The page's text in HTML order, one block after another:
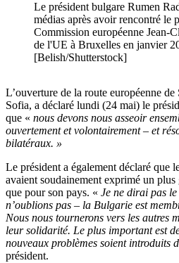
Le président bulgare Rumen
médias après avoir rencontré le
Commission européenne Jean-
de l'UE à Bruxelles en janvier
[Belish/Shutterstock]
L’ouverture de la route européenne
Sofia, a déclaré lundi (24 mai) le
que « nous devons nous asseoir
ouvertement et volontairement – et
bilatéraux. »
Le président a également déclaré que
avaient soudainement exprimé un
que pour son pays. « Je ne dirai pas
n’oublions pas – la Bulgarie est
Nous nous tournerons vers les autres
leur solidarité. Le plus important est
nouveaux problèmes soient introduits
président.